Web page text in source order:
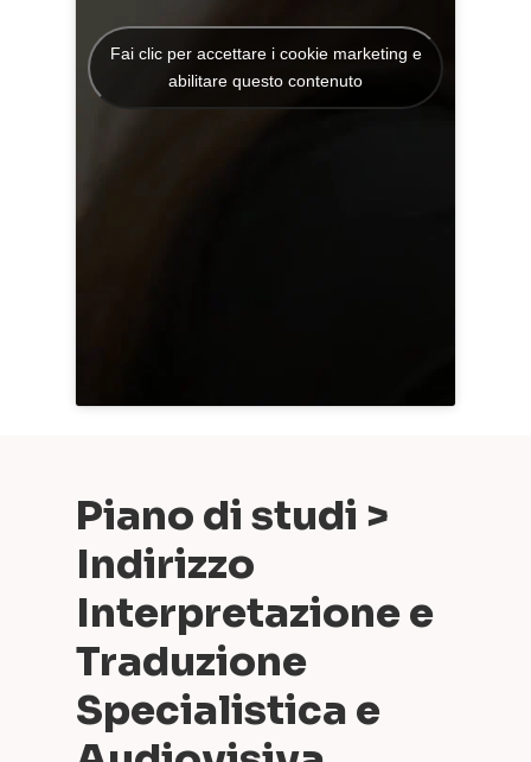
Fai clic per accettare i cookie marketing e
abilitare questo contenuto
Piano di studi >
Indirizzo
Interpretazione e
Traduzione
Specialistica e